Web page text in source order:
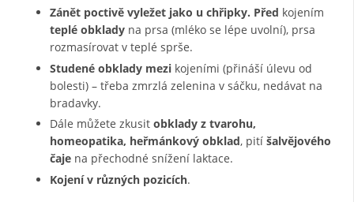
Zánět poctivě vyležet jako u chřipky. Před kojením
teplé obklady na prsa (mléko se lépe uvolní), prsa
rozmasírovat v teplé sprše.
Studené obklady mezi kojeními (přináší úlevu od
bolesti) – třeba zmrzlá zelenina v sáčku, nedávat na
bradavky.
Dále můžete zkusitobklady z tvarohu,
homeopatika, heřmánkový obklad, pitíšalvějového
čaje na přechodné snížení laktace.
Kojení v různých pozicích.